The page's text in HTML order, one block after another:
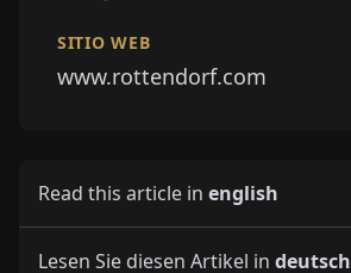
SITIO WEB
www.rottendorf.com
Read this article in english
Lesen Sie diesen Artikel in deutsch